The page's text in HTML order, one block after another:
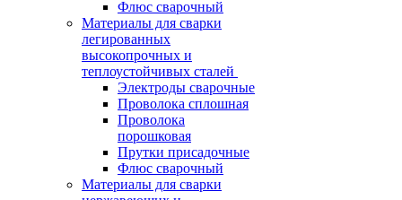
Флюс сварочный
Материалы для сварки
легированных
высокопрочных и
теплоустойчивых сталей
Электроды сварочные
Проволока сплошная
Проволока
порошковая
Прутки присадочные
Флюс сварочный
Материалы для сварки